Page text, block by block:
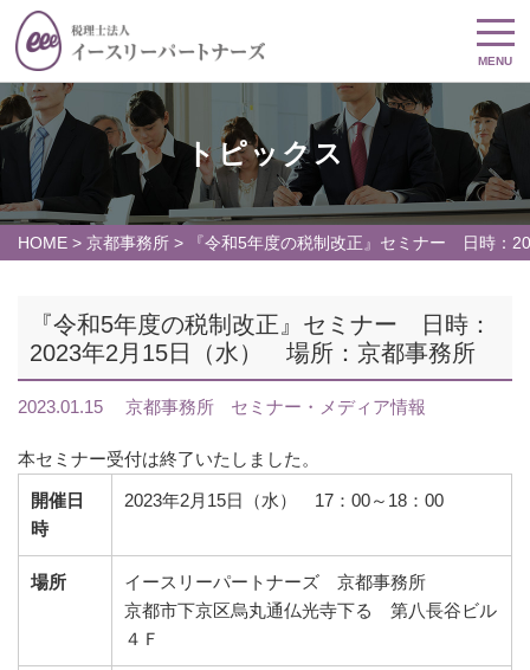
MENU
トピックス
HOME > 京都事務所 > 『令和5年度の税制改正』セミナー 日時：
『令和5年度の税制改正』セミナー 日時：
2023年2月15日（水） 場所：京都事務所
2023.01.15 京都事務所 セミナー・メディア情報
本セミナー受付は終了いたしました。
開催日
時
2023年2月15日（水） 17：00～18：00
場所
イースリーパートナーズ 京都事務所
京都市下京区烏丸通仏光寺下る 第八長谷ビル
４Ｆ